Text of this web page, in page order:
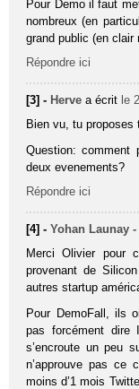
Pour Demo il faut
nombreux (en
grand public (en clair
Répondre ici
[3] - Herve a écrit le
Bien vu, tu proposes
Question: comment
deux evenements?
Répondre ici
[4] -Yohan Launay
Merci Olivier pour
provenant de
autres startup
Pour DemoFall, ils
pas forcément dire
s’encroute un peu
n’approuve pas ce
moins d’1 mois